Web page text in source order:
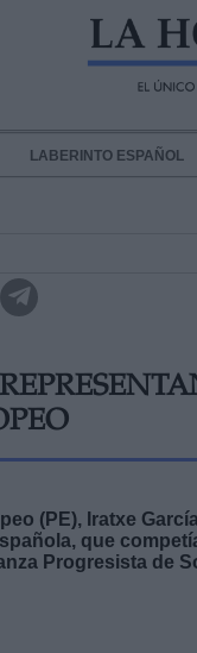
LABERINTO ESPAÑOL
(PE), Iratxe
que
Progresista de